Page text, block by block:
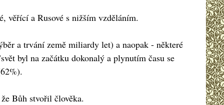
věřící a Rusové s nižším vzděláním.
a trvání země miliardy let) a naopak - některé
byl na začátku dokonalý a plynutím času se
Bůh stvořil člověka.